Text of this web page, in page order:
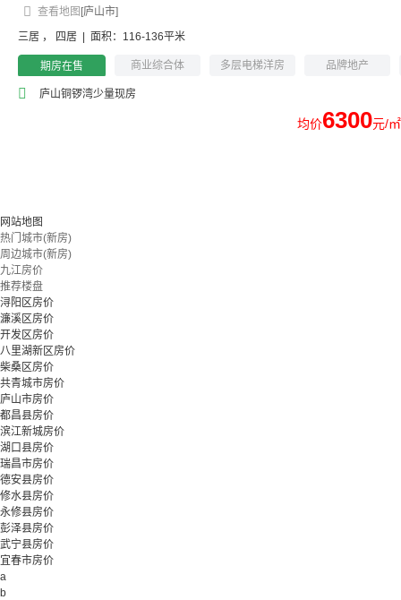
[庐山市]
查看地图
三居 ， 四居 面积：116-136平米
期房在售 商业综合体 多层电梯洋房
品牌地产
城市综合体
庐山铜锣湾少量现房
均价6300元/㎡
网站地图
热门城市(新房)
周边城市(新房)
九江房价
推荐楼盘
浔阳区房价
濂溪区房价
开发区房价
八里湖新区房价
柴桑区房价
共青城市房价
庐山市房价
都昌县房价
滨江新城房价
湖口县房价
瑞昌市房价
德安县房价
修水县房价
永修县房价
彭泽县房价
武宁县房价
宜春市房价
a
b